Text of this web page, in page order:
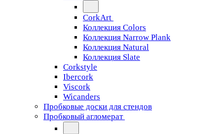
CorkArt
Коллекция Colors
Коллекция Narrow Plank
Коллекция Natural
Коллекция Slate
Corkstyle
Ibercork
Viscork
Wicanders
Пробковые доски для стендов
Пробковый агломерат